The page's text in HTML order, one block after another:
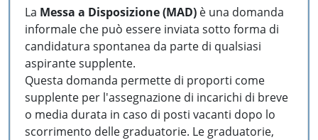
La Messa a Disposizione (MAD) è una domanda
informale che può essere inviata sotto forma di
candidatura spontanea da parte di qualsiasi
aspirante supplente.
Questa domanda permette di proporti come
supplente per l'assegnazione di incarichi di breve
o media durata in caso di posti vacanti dopo lo
scorrimento delle graduatorie. Le graduatorie,